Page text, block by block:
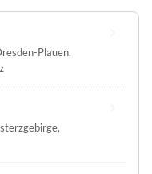
Plauen,
,